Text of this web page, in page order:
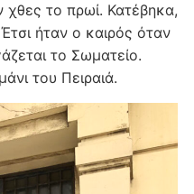
χθες το πρωί. Κατέβηκα,
ήταν ο καιρός όταν
το Σωματείο.
του Πειραιά.